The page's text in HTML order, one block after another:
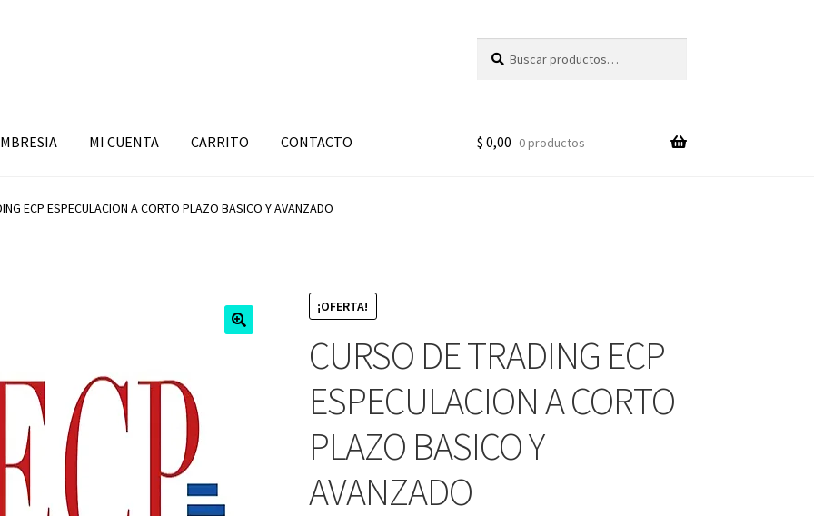
por:
MI CUENTA CARRITO CONTACTO $ 0,00 0 productos
ECP ESPECULACION A CORTO PLAZO BASICO Y AVANZADO
¡OFERTA!
CURSO DE TRADING ECP
ESPECULACION A CORTO
PLAZO BASICO Y
AVANZADO